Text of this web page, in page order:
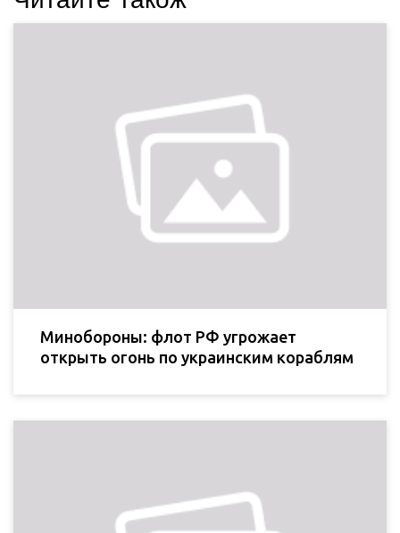
Минобороны: флот РФ угрожает
открыть огонь по украинским кораблям